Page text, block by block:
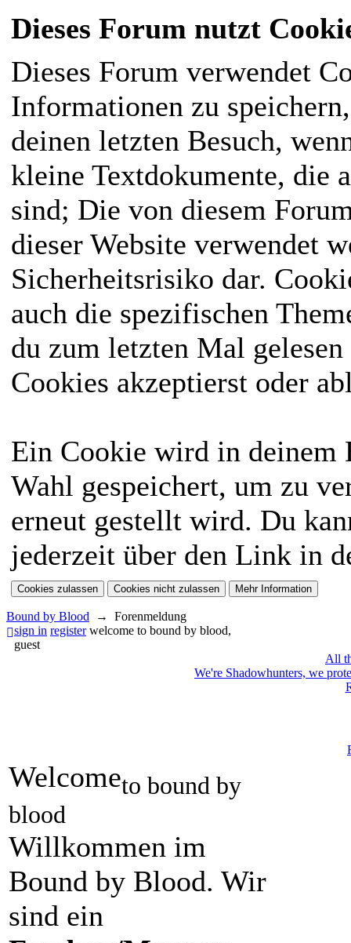
Dieses Forum nutzt
Dieses Forum verwendet
Informationen zu
deinen letzten Besuch,
kleine Textdokumente, die
sind; Die von diesem
dieser Website verwendet
Sicherheitsrisiko dar.
auch die spezifischen
du zum letzten Mal
Cookies akzeptierst oder
Ein Cookie wird in deinem
Wahl gespeichert, um zu
erneut gestellt wird. Du
jederzeit über den Link in
Bound by Blood → Forenmeldung
sign in register welcome to bound by blood,
guest
All
We're Shadowhunters, we
Welcometo bound by
blood
Willkommen im
Bound by Blood. Wir
sind ein